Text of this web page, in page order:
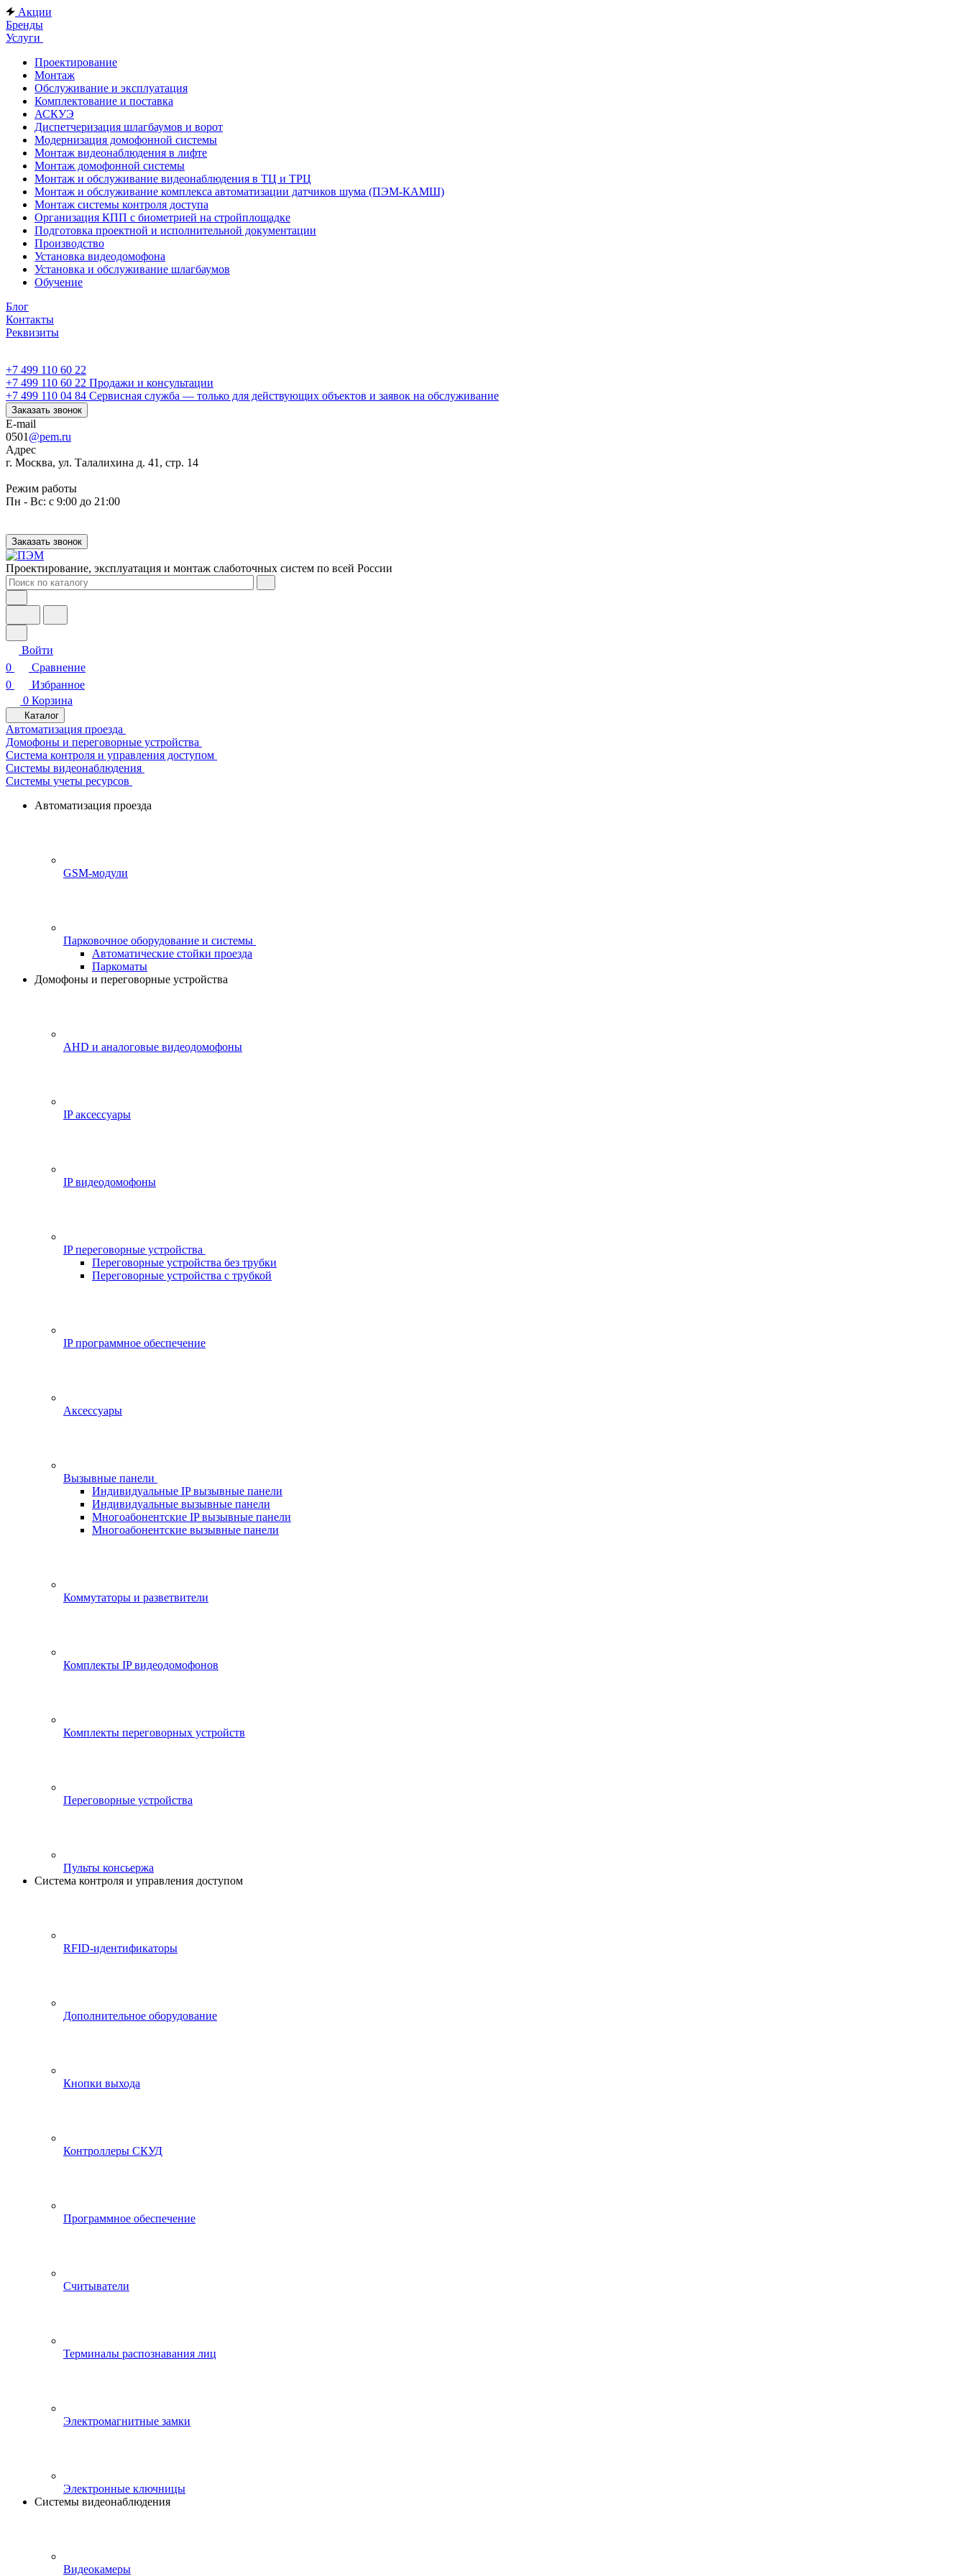
Акции
Бренды
Услуги
Проектирование
Монтаж
Обслуживание и эксплуатация
Комплектование и поставка
АСКУЭ
Диспетчеризация шлагбаумов и ворот
Модернизация домофонной системы
Монтаж видеонаблюдения в лифте
Монтаж домофонной системы
Монтаж и обслуживание видеонаблюдения в ТЦ и ТРЦ
Монтаж и обслуживание комплекса автоматизации датчиков шума (ПЭМ-КАМШ)
Монтаж системы контроля доступа
Организация КПП с биометрией на стройплощадке
Подготовка проектной и исполнительной документации
Производство
Установка видеодомофона
Установка и обслуживание шлагбаумов
Обучение
Блог
Контакты
Реквизиты
+7 499 110 60 22
+7 499 110 60 22 Продажи и консультации
+7 499 110 04 84 Сервисная служба — только для действующих объектов и заявок на обслуживание
Заказать звонок
E-mail
0501 @pem.ru
Адрес
г. Москва, ул. Талалихина д. 41, стр. 14
Режим работы
Пн - Вс: с 9:00 до 21:00
Заказать звонок
Проектирование, эксплуатация и монтаж слаботочных систем по всей России
Войти
0
Сравнение
0
Избранное
0 Корзина
Каталог
Автоматизация проезда
Домофоны и переговорные устройства
Система контроля и управления доступом
Системы видеонаблюдения
Системы учеты ресурсов
Автоматизация проезда
GSM-модули
Парковочное оборудование и системы
Автоматические стойки проезда
Паркоматы
Домофоны и переговорные устройства
AHD и аналоговые видеодомофоны
IP аксессуары
IP видеодомофоны
IP переговорные устройства
Переговорные устройства без трубки
Переговорные устройства с трубкой
IP программное обеспечение
Аксессуары
Вызывные панели
Индивидуальные IP вызывные панели
Индивидуальные вызывные панели
Многоабонентские IP вызывные панели
Многоабонентские вызывные панели
Коммутаторы и разветвители
Комплекты IP видеодомофонов
Комплекты переговорных устройств
Переговорные устройства
Пульты консьержа
Система контроля и управления доступом
RFID-идентификаторы
Дополнительное оборудование
Кнопки выхода
Контроллеры СКУД
Программное обеспечение
Считыватели
Терминалы распознавания лиц
Электромагнитные замки
Электронные ключницы
Системы видеонаблюдения
Видеокамеры